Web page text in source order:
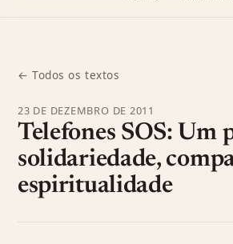
← Todos os textos
23 DE DEZEMBRO DE 2011
Telefones SOS: Um
solidariedade,
espiritualidade